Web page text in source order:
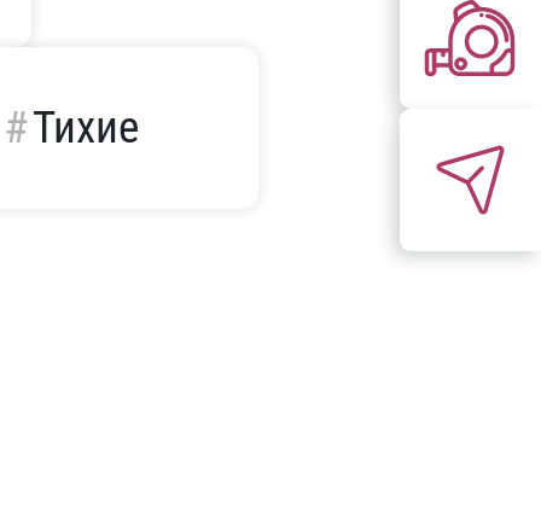
Тихие